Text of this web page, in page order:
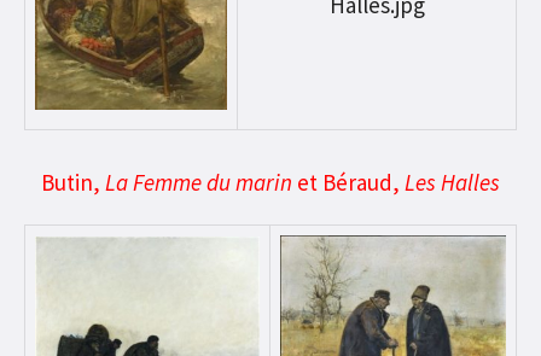
Butin, La Femme du marin et Béraud, Les Halles